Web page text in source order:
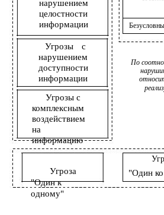
нарушением
целостности
информации
Угрозы с
нарушением
доступности
информации
Угрозы с
комплексным
воздействием
на
информацию
Угроза
"Один к
одному"
По
"Один